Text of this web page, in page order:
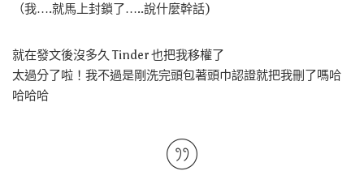
（我….就馬上封鎖了…..說什麼幹話)
就在發文後沒多久 Tinder 也把我移權了
太過分了啦！我不過是剛洗完頭包著頭巾認證就把我刪了嗎哈
哈哈哈